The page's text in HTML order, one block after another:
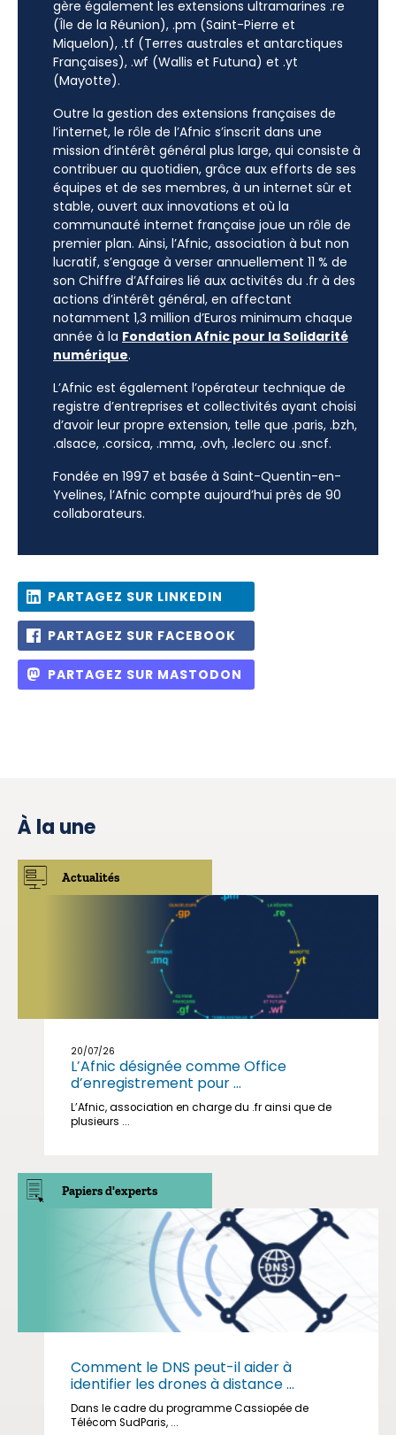
gère également les extensions ultramarines .re
(Île de la Réunion), .pm (Saint-Pierre et
Miquelon), .tf (Terres australes et antarctiques
Françaises), .wf (Wallis et Futuna) et .yt
(Mayotte).
Outre la gestion des extensions françaises de
l’internet, le rôle de l’Afnic s’inscrit dans une
mission d’intérêt général plus large, qui consiste à
contribuer au quotidien, grâce aux efforts de ses
équipes et de ses membres, à un internet sûr et
stable, ouvert aux innovations et où la
communauté internet française joue un rôle de
premier plan. Ainsi, l’Afnic, association à but non
lucratif, s’engage à verser annuellement 11 % de
son Chiffre d’Affaires lié aux activités du .fr à des
actions d’intérêt général, en affectant
notamment 1,3 million d’Euros minimum chaque
année à la Fondation Afnic pour la Solidarité
numérique.
L’Afnic est également l’opérateur technique de
registre d’entreprises et collectivités ayant choisi
d’avoir leur propre extension, telle que .paris, .bzh,
.alsace, .corsica, .mma, .ovh, .leclerc ou .sncf.
Fondée en 1997 et basée à Saint-Quentin-en-
Yvelines, l’Afnic compte aujourd’hui près de 90
collaborateurs.
PARTAGEZ SUR LINKEDIN
PARTAGEZ SUR FACEBOOK
PARTAGEZ SUR MASTODON
À la une
Actualités
20/07/26
L’Afnic désignée comme Office
d’enregistrement pour ...
L’Afnic, association en charge du .fr ainsi que de
plusieurs ...
Papiers d'experts
Comment le DNS peut-il aider à
identifier les drones à distance ...
Dans le cadre du programme Cassiopée de
Télécom SudParis, ...